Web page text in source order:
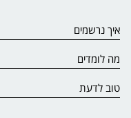
איך נרשמים
מה לומדים
טוב לדעת